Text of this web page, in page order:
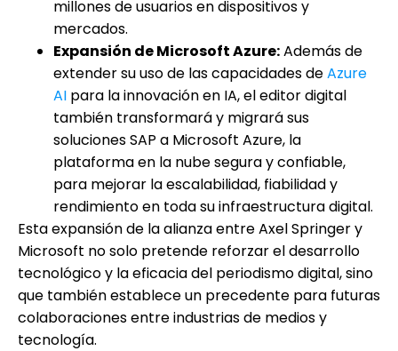
millones de usuarios en dispositivos y
mercados.
Expansión de Microsoft Azure:Además de
extender su uso de las capacidades deAzure
AI para la innovación en IA, el editor digital
también transformará y migrará sus
soluciones SAP a Microsoft Azure, la
plataforma en la nube segura y confiable,
para mejorar la escalabilidad, fiabilidad y
rendimiento en toda su infraestructura digital.
Esta expansión de la alianza entre Axel Springer y
Microsoft no solo pretende reforzar el desarrollo
tecnológico y la eficacia del periodismo digital, sino
que también establece un precedente para futuras
colaboraciones entre industrias de medios y
tecnología.